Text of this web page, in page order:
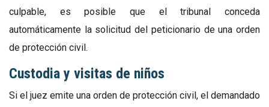
culpable, es posible que el tribunal conceda
automáticamente la solicitud del peticionario de una orden
de protección civil.
Custodia y visitas de niños
Si el juez emite una orden de protección civil, el demandado